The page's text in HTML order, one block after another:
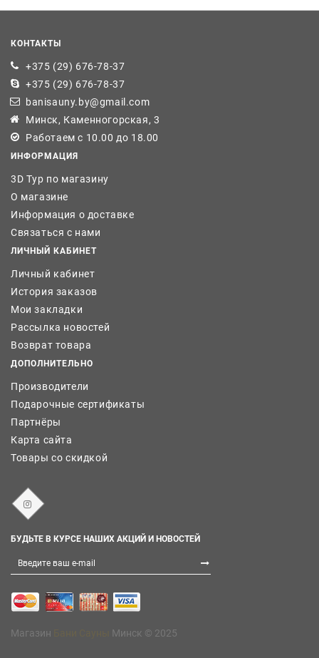
КОНТАКТЫ
+375 (29) 676-78-37
+375 (29) 676-78-37
banisauny.by@gmail.com
Минск, Каменногорская, 3
Работаем с 10.00 до 18.00
ИНФОРМАЦИЯ
3D Тур по магазину
О магазине
Информация о доставке
Связаться с нами
ЛИЧНЫЙ КАБИНЕТ
Личный кабинет
История заказов
Мои закладки
Рассылка новостей
Возврат товара
ДОПОЛНИТЕЛЬНО
Производители
Подарочные сертификаты
Партнёры
Карта сайта
Товары со скидкой
БУДЬТЕ В КУРСЕ НАШИХ АКЦИЙ И НОВОСТЕЙ
Магазин Минск © 2025